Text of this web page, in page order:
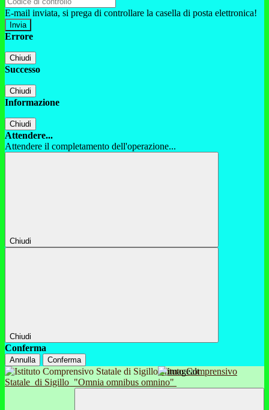
E-mail inviata, si prega di controllare la casella di posta elettronica!
Errore
Chiudi
Successo
Chiudi
Informazione
Chiudi
Attendere...
Attendere il completamento dell'operazione...
Chiudi
Chiudi
Conferma
Annulla Conferma
Istituto Comprensivo
Statale di Sigillo "Omnia omnibus omnino"